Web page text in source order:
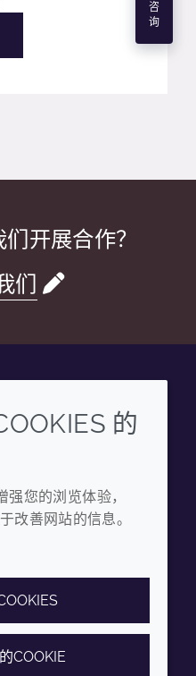
开展合作？
们
Zhihu Tiktok
条款和条件
隐私政策
Cookie政策
的
您的浏览体验，
改善网站的信息。
COOKIE
咨
询